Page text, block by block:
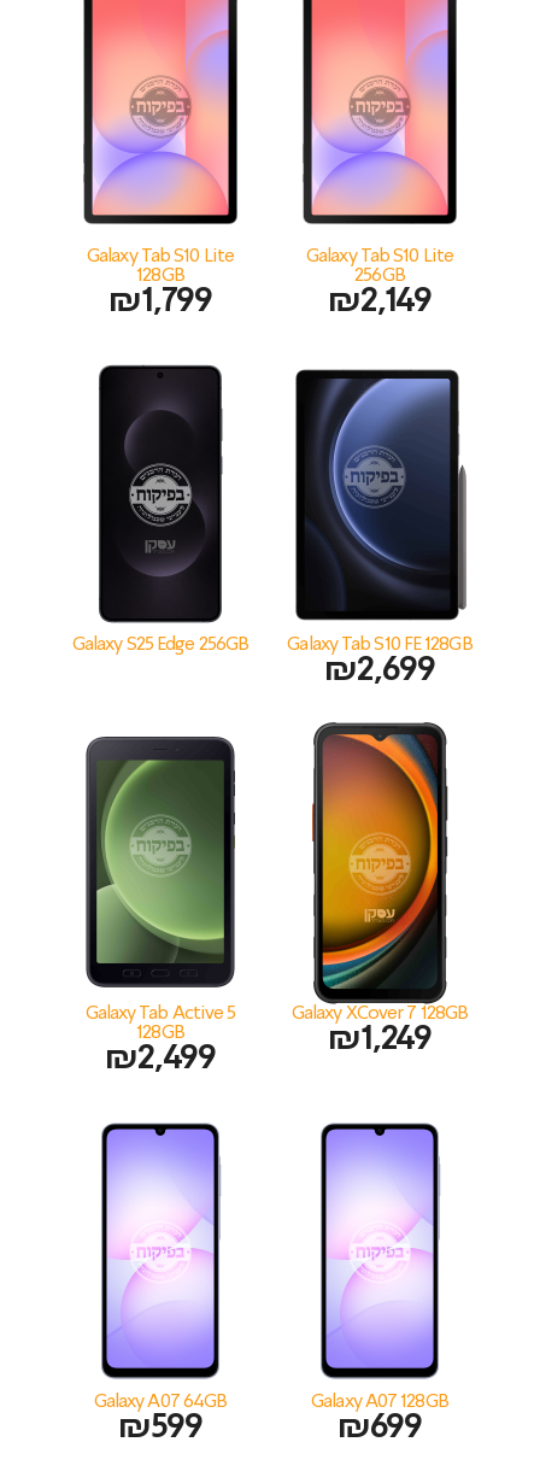
Galaxy Tab S10 Lite
256GB
₪2,149
Galaxy Tab S10 Lite
128GB
₪1,799
Galaxy Tab S10 FE 128GB
₪2,699
Galaxy S25 Edge 256GB
Galaxy XCover 7 128GB
₪1,249
Galaxy Tab Active 5
128GB
₪2,499
Galaxy A07 128GB
₪699
Galaxy A07 64GB
₪599